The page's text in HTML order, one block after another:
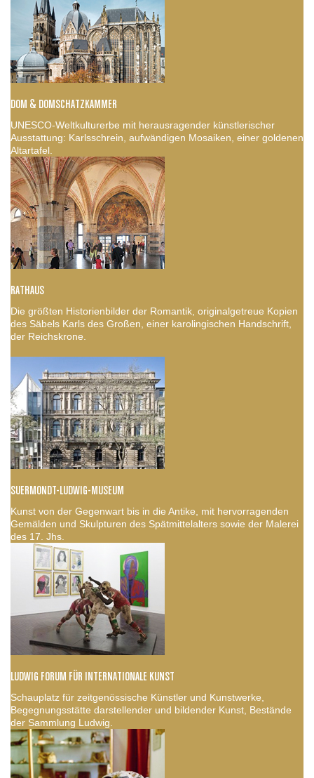
DOM & DOMSCHATZKAMMER
UNESCO-Weltkulturerbe mit herausragender künstlerischer
Ausstattung: Karlsschrein, aufwändigen Mosaiken, einer goldenen
Altartafel.
RATHAUS
Die größten Historienbilder der Romantik, originalgetreue Kopien
des Säbels Karls des Großen, einer karolingischen Handschrift,
der Reichskrone.
SUERMONDT-LUDWIG-MUSEUM
Kunst von der Gegenwart bis in die Antike, mit hervorragenden
Gemälden und Skulpturen des Spätmittelalters sowie der Malerei
des 17. Jhs.
LUDWIG FORUM FÜR INTERNATIONALE KUNST
Schauplatz für zeitgenössische Künstler und Kunstwerke,
Begegnungsstätte darstellender und bildender Kunst, Bestände
der Sammlung Ludwig.